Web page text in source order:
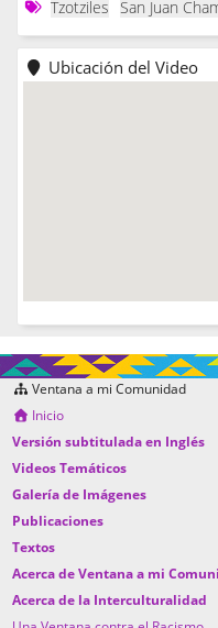
Tzotziles
San Juan
Ubicación del Video
Ventana a mi Comunidad
Inicio
Versión subtitulada en Inglés
Videos Temáticos
Galería de Imágenes
Publicaciones
Textos
Acerca de Ventana a mi
Acerca de la Interculturalidad